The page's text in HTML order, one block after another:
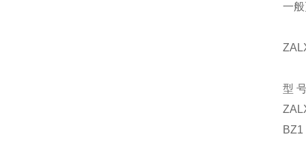
一
型
BZ1